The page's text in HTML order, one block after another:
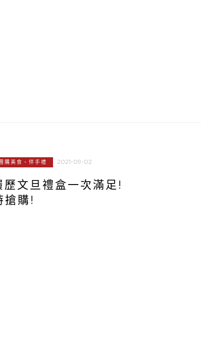
購美食、伴手禮 2021-09-02
歷文旦禮盒一次滿足!
購!